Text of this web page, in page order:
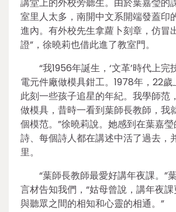
室里人太多，南開中文系開端發蓋印
進內。有外校先生拿蘿卜刻章，仿冒
證”，徐曉莉也借此進了教室門。
“我1956年誕生，‘文革’時代上
電元件廠做模具鉗工。1978年，22
此刻一些孩子追星的年紀。我學師范
做模具，昔時一看到葉師長教師，我
個模范。”徐曉莉說。她感到在葉嘉
詩、每個詩人都在講述中活了過去，
里。
“葉師長教師最愛好講年夜課。”
言材告知我們，“姑母曾說，講年夜
與聽眾之間的相知和心靈的相通。”